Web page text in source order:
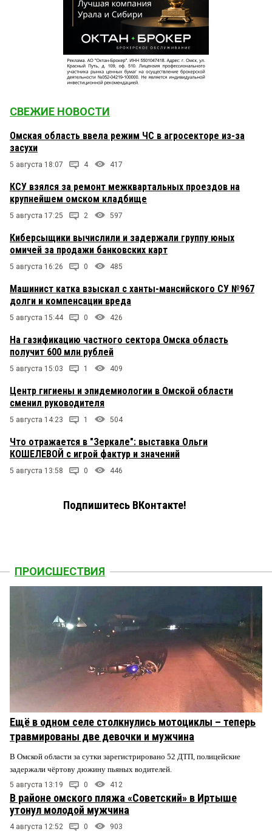
СВЕЖИЕ НОВОСТИ
Омская область ввела режим ЧС в агросекторе из-за
засухи
5 августа 18:07 4 417
КСУ взялся за ремонт межквартальных проездов на
крупнейшем омском кладбище
5 августа 17:25 2 597
Киберсыщики вычислили и задержали группу юных
омичей за продажи банковских карт
5 августа 16:26 0 485
Машинист катка взыскал с ханты-мансийского СУ №967
долги и компенсации вреда
5 августа 15:44 0 426
На газификацию частного сектора Омска область
получит 600 млн рублей
5 августа 15:03 1 409
Центр гигиены и эпидемиологии в Омской области
сменил руководителя
5 августа 14:23 1 504
Что отражается в "Зеркале": выставка Ольги
КОШЕЛЕВОЙ с игрой фактур и значений
5 августа 13:58 0 446
Подпишитесь ВКонтакте!
ПРОИСШЕСТВИЯ
Ещё в одном селе столкнулись мотоциклы – теперь
травмированы две девочки и мужчина
В Омской области за сутки зарегистрировано 52 ДТП, полицейские
задержали чёртову дюжину пьяных водителей.
5 августа 13:19 0 412
В районе омского пляжа «Советский» в Иртыше
утонул молодой мужчина
4 августа 12:52 0 903